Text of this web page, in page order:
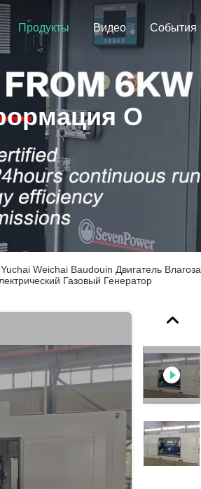
Продукты Видео События
О
Weichai Baudouin Двигатель
Газовый Генератор